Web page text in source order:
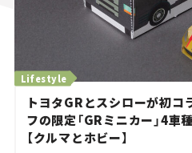
トヨタGRとスシローが初コ
フの限定「GRミニカー」4車
【クルマとホビー】
Lifestyle